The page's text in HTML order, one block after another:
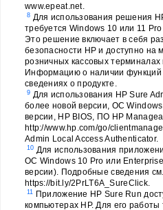
www.epeat.net.
8 Для использования решения
требуется Windows 10 или 11
Это решение включает в себя
безопасности HP и доступно на
розничных кассовых терминалах
Информацию о наличии функций
сведениях о продукте.
9 Для использования HP Sure
более новой версии, ОС
версии, HP BIOS, ПО HP
http://www.hp.com/go/
Admin Local Access Authenticator.
10 Для использования
ОС Windows 10 Pro или
версии). Подробные сведения
https://bit.ly/2PrLT6A_SureClick.
11
Приложение HP Sure Run
компьютерах HP. Для его